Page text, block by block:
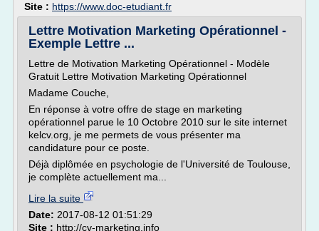
Site : https://www.doc-etudiant.fr
Lettre Motivation Marketing Opérationnel -
Exemple Lettre ...
Lettre de Motivation Marketing Opérationnel - Modèle
Gratuit Lettre Motivation Marketing Opérationnel
Madame Couche,
En réponse à votre offre de stage en marketing
opérationnel parue le 10 Octobre 2010 sur le site internet
kelcv.org, je me permets de vous présenter ma
candidature pour ce poste.
Déjà diplômée en psychologie de l'Université de Toulouse,
je complète actuellement ma...
Lire la suite
Date: 2017-08-12 01:51:29
Site : http://cv-marketing.info